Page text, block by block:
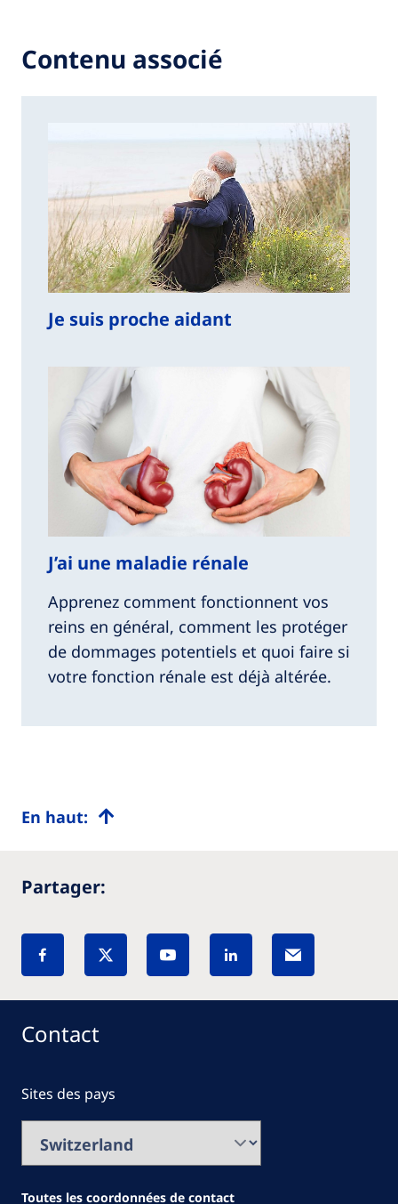
Contenu associé
Je suis proche aidant
J’ai une maladie rénale
Apprenez comment fonctionnent vos
reins en général, comment les protéger
de dommages potentiels et quoi faire si
votre fonction rénale est déjà altérée.
En haut:
Partager:
Contact
Sites des pays
Toutes les coordonnées de contact